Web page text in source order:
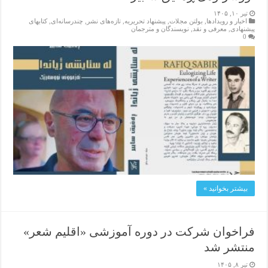
تیر ۱۰, ۱۴۰۵
اخبار و رویدادها, بولتن مجلات, پیشنهاد تحریریه,تازەهای نشر , چندرسانه‌ای,کتابهای
پیشنهادی, معرفی و نقد, نویسندگان و مترجمان
0
بیشتر بخوانید »
فراخوان شرکت در دوره آموزشی «اقلیم شعر»
منتشر شد
تیر ۸, ۱۴۰۵